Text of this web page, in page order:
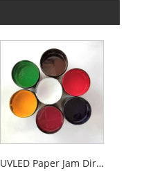
UVLED Paper Jam Direct Printing Screen Printing Ink